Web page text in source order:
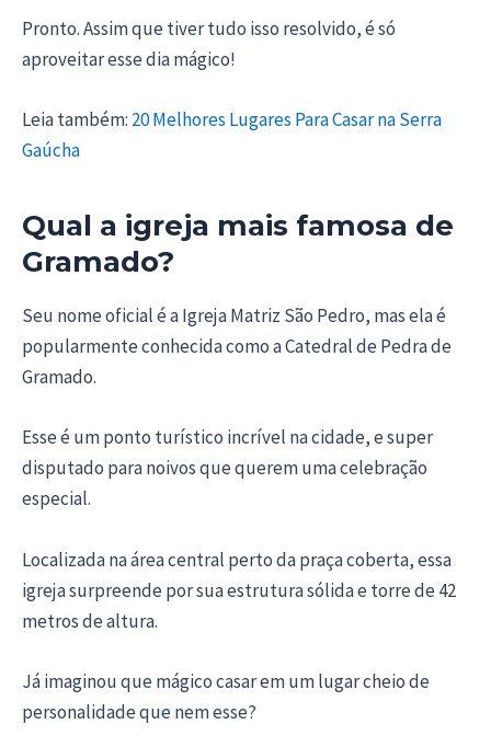
Pronto. Assim que tiver tudo isso resolvido, é só
aproveitar esse dia mágico!
Leia também: 20 Melhores Lugares Para Casar na Serra
Gaúcha
Qual a igreja mais famosa de
Gramado?
Seu nome oficial é a Igreja Matriz São Pedro, mas ela é
popularmente conhecida como a Catedral de Pedra de
Gramado.
Esse é um ponto turístico incrível na cidade, e super
disputado para noivos que querem uma celebração
especial.
Localizada na área central perto da praça coberta, essa
igreja surpreende por sua estrutura sólida e torre de 42
metros de altura.
Já imaginou que mágico casar em um lugar cheio de
personalidade que nem esse?